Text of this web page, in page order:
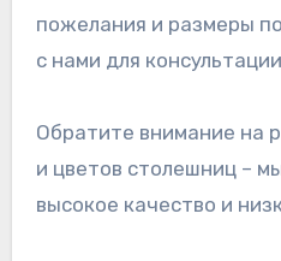
пожелания и размеры
с нами для
Обратите внимание на
и цветов столешниц –
высокое качество и